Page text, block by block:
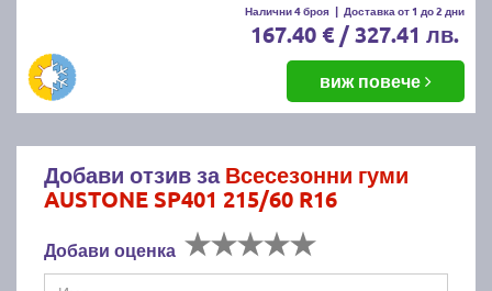
Налични 4 броя | Доставка от 1 до 2 дни
167.40 € / 327.41 лв.
виж повече
Добави отзив заВсесезонни гуми
AUSTONE SP401 215/60 R16
Добави оценка